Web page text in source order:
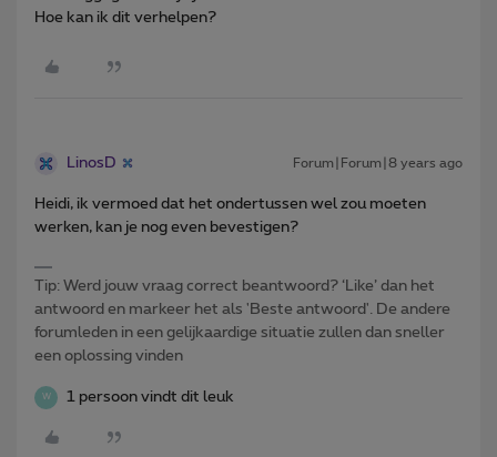
Hoe kan ik dit verhelpen?
LinosD Forum|Forum|8 years ago
Heidi, ik vermoed dat het ondertussen wel zou moeten
werken, kan je nog even bevestigen?
Tip: Werd jouw vraag correct beantwoord? ‘Like’ dan het
antwoord en markeer het als 'Beste antwoord'. De andere
forumleden in een gelijkaardige situatie zullen dan sneller
een oplossing vinden
W 1 persoon vindt dit leuk